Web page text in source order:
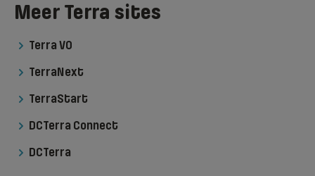
Meer Terra sites
Terra VO
TerraNext
TerraStart
DCTerra Connect
DCTerra